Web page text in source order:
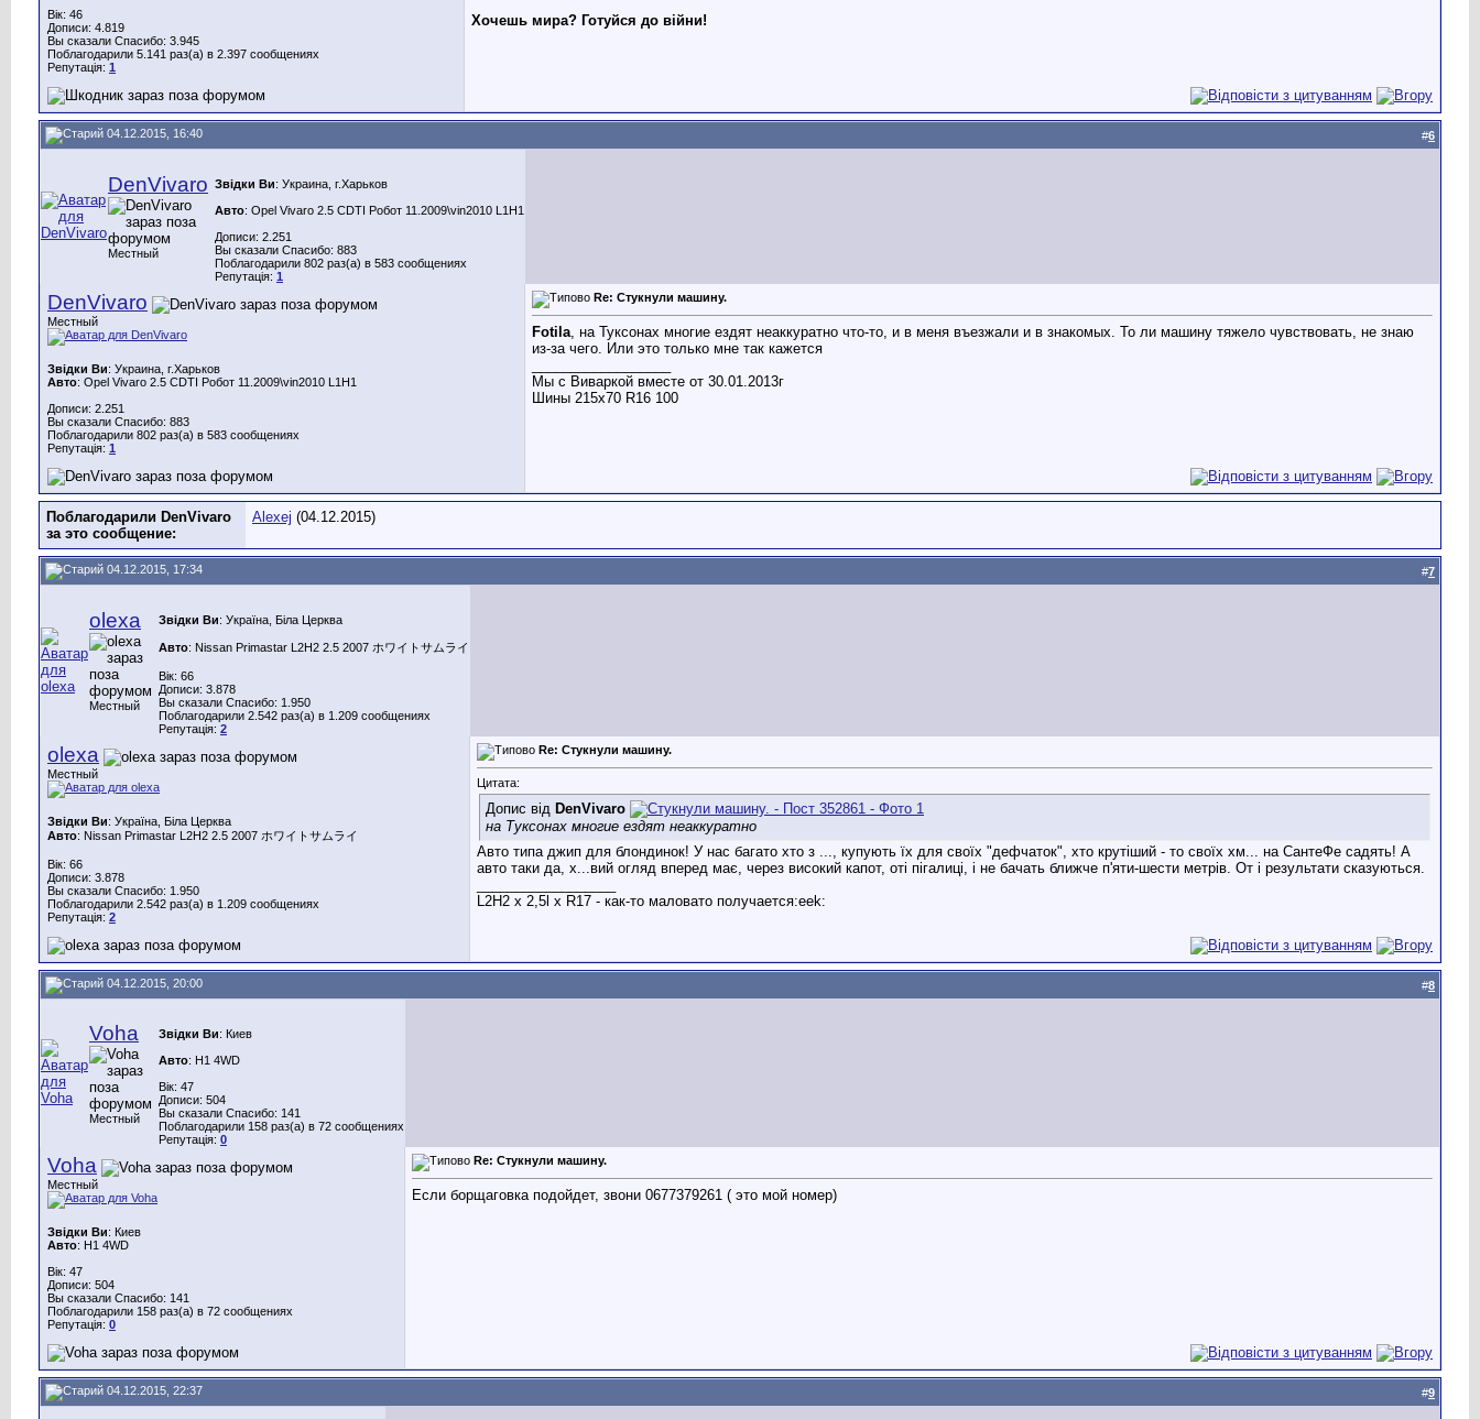
Вік: 46
Дописи: 4.819
Вы сказали Спасибо: 3.945
Поблагодарили 5.141 раз(а) в 2.397 сообщениях
Репутація: 1
Хочешь мира? Готуйся до війни!
04.12.2015, 16:40 #6
DenVivaro
Местный
Звідки Ви: Украина, г.Харьков
Авто: Opel Vivaro 2.5 CDTI Робот 11.2009\vin2010 L1H1
Дописи: 2.251
Вы сказали Спасибо: 883
Поблагодарили 802 раз(а) в 583 сообщениях
Репутація: 1
DenVivaro
Местный
Звідки Ви: Украина, г.Харьков
Авто: Opel Vivaro 2.5 CDTI Робот 11.2009\vin2010 L1H1
Дописи: 2.251
Вы сказали Спасибо: 883
Поблагодарили 802 раз(а) в 583 сообщениях
Репутація: 1
Re: Стукнули машину.
Fotila , на Туксонах многие ездят неаккуратно что-то, и в меня въезжали и в знакомых. То ли машину тяжело чувствовать, не знаю
из-за чего. Или это только мне так кажется
Мы с Виваркой вместе от 30.01.2013г
Шины 215х70 R16 100
Поблагодарили DenVivaro
за это сообщение:
Alexej (04.12.2015)
04.12.2015, 17:34 #7
olexa
Местный
Звідки Ви: Україна, Біла Церква
Авто: Nissan Primastar L2H2 2.5 2007 ホワイトサムライ
Вік: 66
Дописи: 3.878
Вы сказали Спасибо: 1.950
Поблагодарили 2.542 раз(а) в 1.209 сообщениях
Репутація: 2
olexa
Местный
Звідки Ви: Україна, Біла Церква
Авто: Nissan Primastar L2H2 2.5 2007 ホワイトサムライ
Вік: 66
Дописи: 3.878
Вы сказали Спасибо: 1.950
Поблагодарили 2.542 раз(а) в 1.209 сообщениях
Репутація: 2
Re: Стукнули машину.
Цитата:
Допис від DenVivaro
на Туксонах многие ездят неаккуратно
Авто типа джип для блондинок! У нас багато хто з ..., купують їх для своїх "дефчаток", хто крутіший - то своїх хм... на СантеФе садять! А
авто таки да, х...вий огляд вперед має, через високий капот, оті пігалиці, і не бачать ближче п'яти-шести метрів. От і результати сказуються.
L2H2 х 2,5l x R17 - как-то маловато получается:eek:
04.12.2015, 20:00 #8
Voha
Местный
Звідки Ви: Киев
Авто: H1 4WD
Вік: 47
Дописи: 504
Вы сказали Спасибо: 141
Поблагодарили 158 раз(а) в 72 сообщениях
Репутація: 0
Voha
Местный
Звідки Ви: Киев
Авто: H1 4WD
Вік: 47
Дописи: 504
Вы сказали Спасибо: 141
Поблагодарили 158 раз(а) в 72 сообщениях
Репутація: 0
Re: Стукнули машину.
Если борщаговка подойдет, звони 0677379261 ( это мой номер)
04.12.2015, 22:37 #9